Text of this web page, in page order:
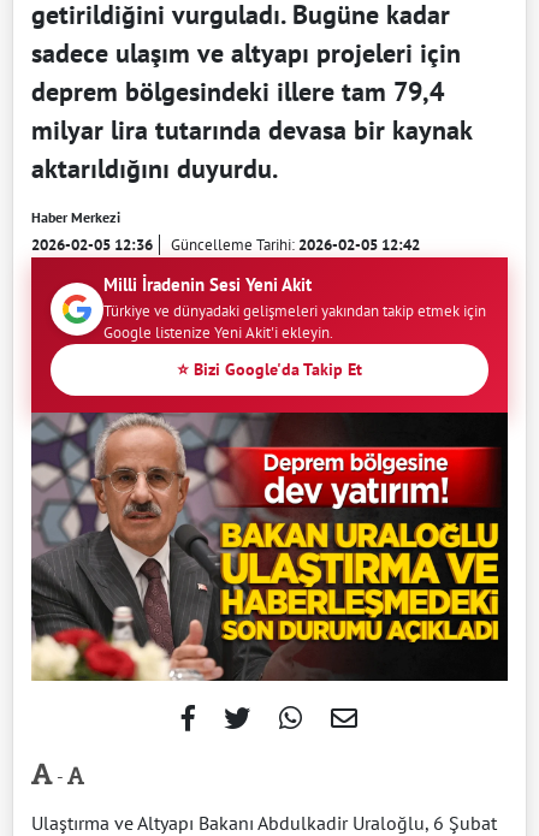
getirildiğini vurguladı. Bugüne kadar
sadece ulaşım ve altyapı projeleri için
deprem bölgesindeki illere tam 79,4
milyar lira tutarında devasa bir kaynak
aktarıldığını duyurdu.
Haber Merkezi
2026-02-05 12:36 Güncelleme Tarihi:2026-02-05 12:42
Milli İradenin Sesi Yeni Akit
Türkiye ve dünyadaki gelişmeleri yakından takip etmek için
Google listenize Yeni Akit'i ekleyin.
⭐ Bizi Google'da Takip Et
-
Ulaştırma ve Altyapı Bakanı Abdulkadir Uraloğlu, 6 Şubat